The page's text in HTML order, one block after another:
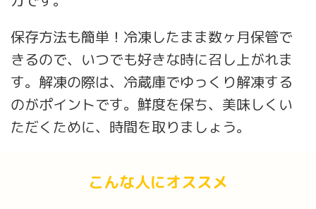
保存方法も簡単！冷凍したまま数ヶ月保管で
きるので、いつでも好きな時に召し上がれま
す。解凍の際は、冷蔵庫でゆっくり解凍する
のがポイントです。鮮度を保ち、美味しくい
ただくために、時間を取りましょう。
こんな人にオススメ